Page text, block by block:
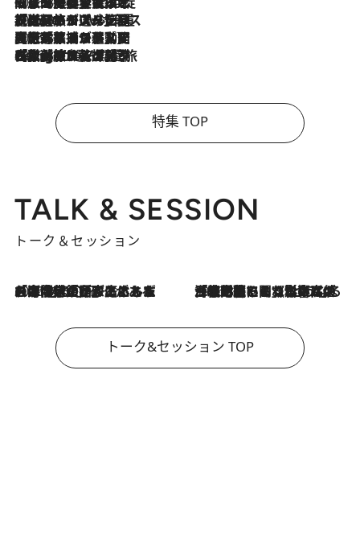
2026.8.6
【厳選旅コスメ】「身軽さ＆UV対策重視！」ヘアアーティストshucoが選んだ夏旅ベストコスメを発表【Mサイズジップ】
2026.8.5
【厳選旅コスメ】国内をあちこち移動する河井菜摘が選んだ夏旅ベストコスメ発表！「リラックスアイテムはマスト」【Mサイズジップ】
2026.8.4
【厳選旅コスメ】「紫外線＆乾燥対策しながらメイク感も！」ヘア＆メイクGeorgeが選んだ夏旅ベストコスメを発表！【Mサイズジップ】
特集 TOP
TALK & SESSION
トーク＆セッション
2026.8.3
「今後値上げがあるとすれば…」「リスクがあるのは今年の冬」エネルギー専門家が語る、ホルムズ海峡封鎖が家庭にもたらす“ある心配” 2026.8.3
「住宅建てられない…」「サーチャージ料の高値が続いている」ホルムズ海峡封鎖による影響はいつまで続く？《エネルギー専門家に聞く“どうなる日本の暮らし”》
トーク&セッション TOP